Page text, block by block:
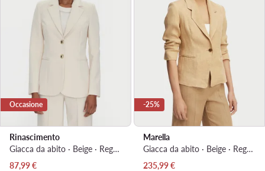
Occasione
Rinascimento
Giacca da abito · Beige · Regular Fit
Prezzo attuale
87,99€
-25%
Marella
Giacca da abito · Beige · Regular Fit
Prezzo attuale
235,99€